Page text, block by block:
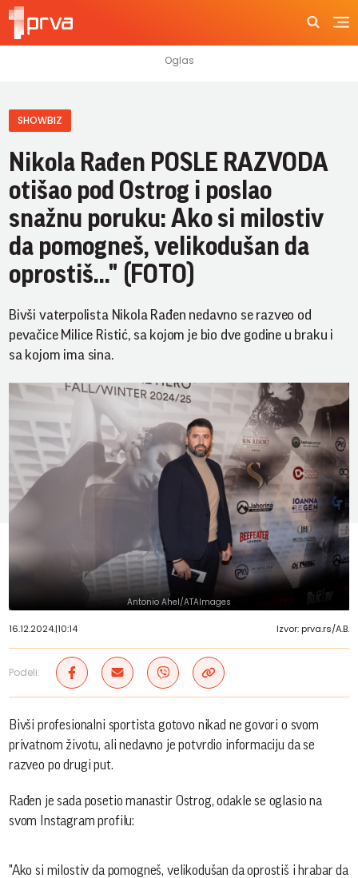
SHOWBIZ
Nikola Rađen POSLE RAZVODA
otišao pod Ostrog i poslao
snažnu poruku: Ako si milostiv
da pomogneš, velikodušan da
oprostiš..." (FOTO)
Bivši vaterpolista Nikola Rađen nedavno se razveo od
pevačice Milice Ristić, sa kojom je bio dve godine u braku i
sa kojom ima sina.
Antonio Ahel/ATAImages
16.12.2024.|10:14 Izvor: prva.rs/A.B.
Podeli:
Bivši profesionalni sportista gotovo nikad ne govori o svom
privatnom životu, ali nedavno je potvrdio informaciju da se
razveo po drugi put.
Rađen je sada posetio manastir Ostrog, odakle se oglasio na
svom Instagram profilu:
"Ako si milostiv da pomogneš, velikodušan da oprostiš i hrabar da